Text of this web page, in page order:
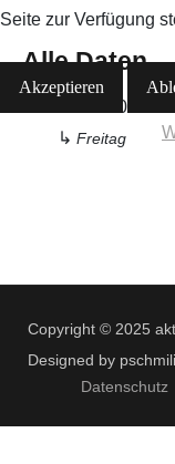
Alle Daten
09.01.2026
↳ Freitag
Copyright © 2025
Designed by pschmili
Datenschutz
Seite zur Verfügung
Akzeptieren